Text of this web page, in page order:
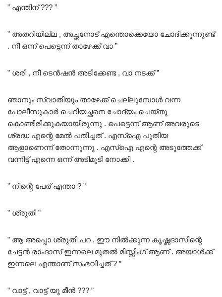
” എന്തിന് ??? ”
” അതറിയില്ല , അച്ഛനോട് എന്തൊക്കെയോ ചോദിക്കുന്നുണ്ട്
. നീ ഒന്ന് പെട്ടെന്ന് താഴേക്ക് വാ ”
” ശരി , നീ ടെൻഷൻ അടിക്കേണ്ട , വാ നടക്ക് ”
ഞാനും സ്വാതിയും താഴേക്ക് ചെല്ലുമ്പോൾ വന്ന
പോലീസുകാർ ചെറിയച്ഛനെ ചോദ്യം ചെയ്തു
കൊണ്ടിരിക്കുകയായിരുന്നു . പെട്ടെന്ന് ആണ് അവരുടെ
ശ്രദ്ധ എന്റെ മേൽ പതിച്ചത് . എസ്ഐ പുതിയ
ആളാണെന്ന് തോന്നുന്നു . എസ്ഐ എന്റെ അടുത്തേക്ക്
വന്നിട്ട് എന്നെ ഒന്ന് അടിമുടി നോക്കി .
” നിന്റെ പേര് എന്താ ? ”
” ശ്രുതി ”
” ആ അപ്പൊ ശ്രുതി പറ , ഈ നിൽക്കുന്ന കൃഷ്ണദാസിന്റെ
ചേട്ടൻ രാംദാസ് ഇന്നലെ മുതൽ മിസ്സിംഗ് ആണ് . അയാൾക്ക്
ഇന്നലെ എന്താണ് സംഭവിച്ചത് ? ”
” വാട്ട് , വാട്ട് യു മീൻ ??? ”